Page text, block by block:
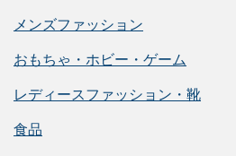
メンズファッション
おもちゃ・ホビー・ゲーム
レディースファッション・靴
食品